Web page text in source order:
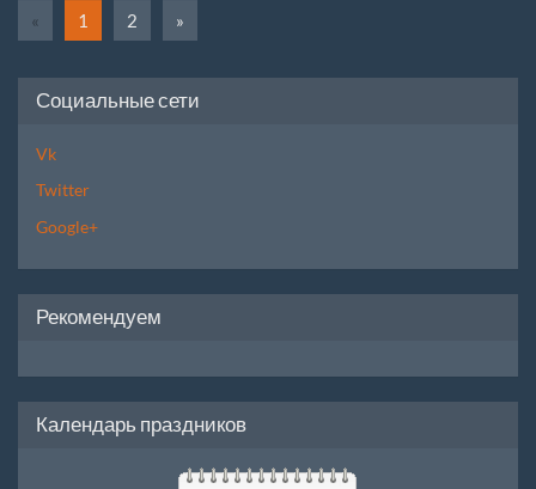
« 1 2 »
Социальные сети
Vk
Twitter
Google+
Рекомендуем
Календарь праздников